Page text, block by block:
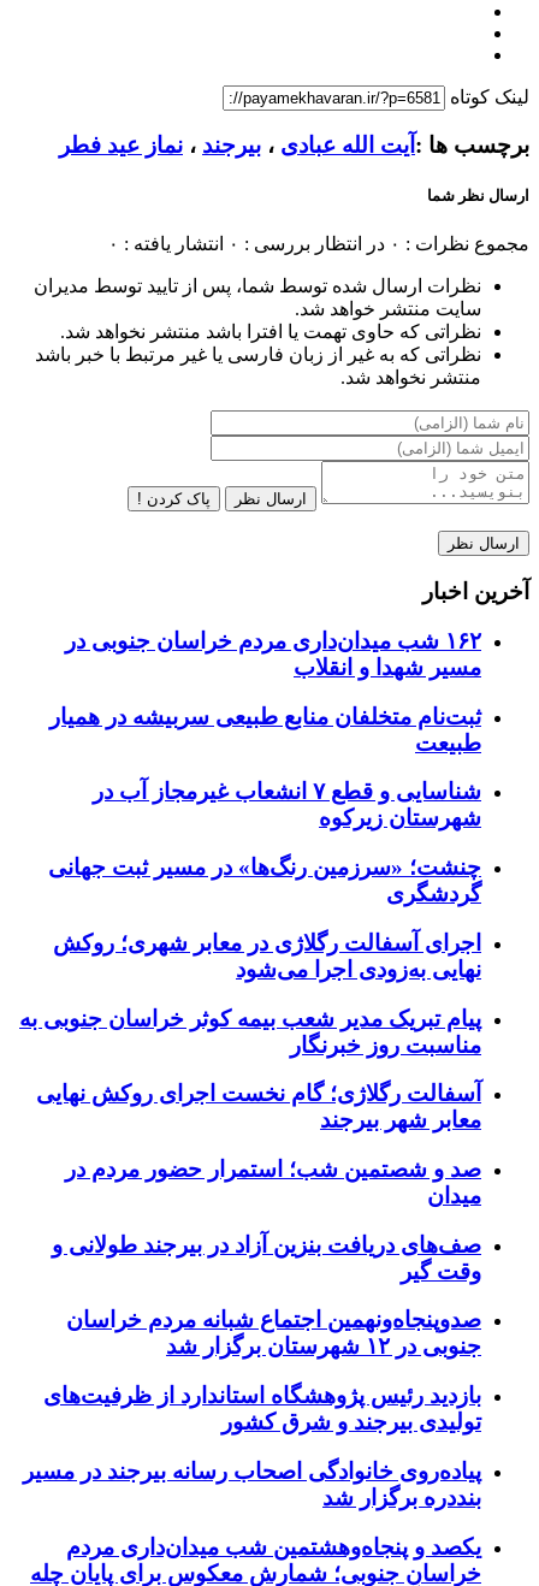
لینک کوتاه
برچسب ها : آیت الله عبادی ، بیرجند ، نماز عید فطر
ارسال نظر شما
مجموع نظرات : ۰ در انتظار بررسی : ۰ انتشار یافته : ۰
نظرات ارسال شده توسط شما، پس از تایید توسط مدیران
سایت منتشر خواهد شد.
نظراتی که حاوی تهمت یا افترا باشد منتشر نخواهد شد.
نظراتی که به غیر از زبان فارسی یا غیر مرتبط با خبر باشد
منتشر نخواهد شد.
ارسال نظر پاک کردن !
آخرین اخبار
۱۶۲ شب میدان‌داری مردم خراسان جنوبی در
مسیر شهدا و انقلاب
ثبت‌نام متخلفان منابع طبیعی سربیشه در همیار
طبیعت
شناسایی و قطع ۷ انشعاب غیرمجاز آب در
شهرستان زیرکوه
چنشت؛ «سرزمین رنگ‌ها» در مسیر ثبت جهانی
گردشگری
اجرای آسفالت رگلاژی در معابر شهری؛ روکش
نهایی به‌زودی اجرا می‌شود
پیام تبریک مدیر شعب بیمه کوثر خراسان جنوبی به
مناسبت روز خبرنگار
آسفالت رگلاژی؛ گام نخست اجرای روکش نهایی
معابر شهر بیرجند
صد و شصتمین شب؛ استمرار حضور مردم در
میدان
صف‌های دریافت بنزین آزاد در بیرجند طولانی و
وقت گیر
صدوپنجاه‌ونهمین اجتماع شبانه مردم خراسان
جنوبی در ۱۲ شهرستان برگزار شد
بازدید رئیس پژوهشگاه استاندارد از ظرفیت‌های
تولیدی بیرجند و شرق کشور
پیاده‌روی خانوادگی اصحاب رسانه بیرجند در مسیر
بنددره برگزار شد
یکصد و پنجاه‌وهشتمین شب میدان‌داری مردم
خراسان جنوبی؛ شمارش معکوس برای پایان چله